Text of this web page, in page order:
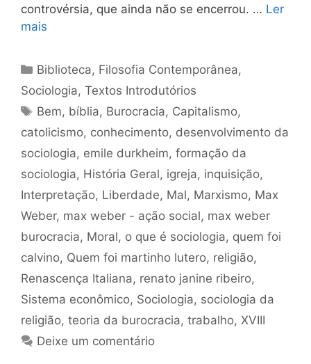
controvérsia, que ainda não se encerrou. … Ler
mais
Categorias
Biblioteca, Filosofia Contemporânea,
Sociologia, Textos Introdutórios
Tags
Bem, bíblia, Burocracia, Capitalismo,
catolicismo, conhecimento, desenvolvimento da
sociologia, emile durkheim, formação da
sociologia, História Geral, igreja, inquisição,
Interpretação, Liberdade, Mal, Marxismo, Max
Weber, max weber - ação social, max weber
burocracia, Moral, o que é sociologia, quem foi
calvino, Quem foi martinho lutero, religião,
Renascença Italiana, renato janine ribeiro,
Sistema econômico, Sociologia, sociologia da
religião, teoria da burocracia, trabalho, XVIII
Deixe um comentário